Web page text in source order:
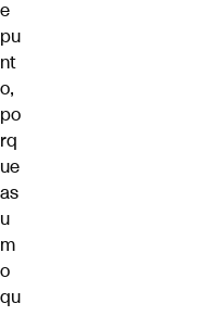
e
pu
nt
o,
po
rq
ue
as
u
m
o
qu